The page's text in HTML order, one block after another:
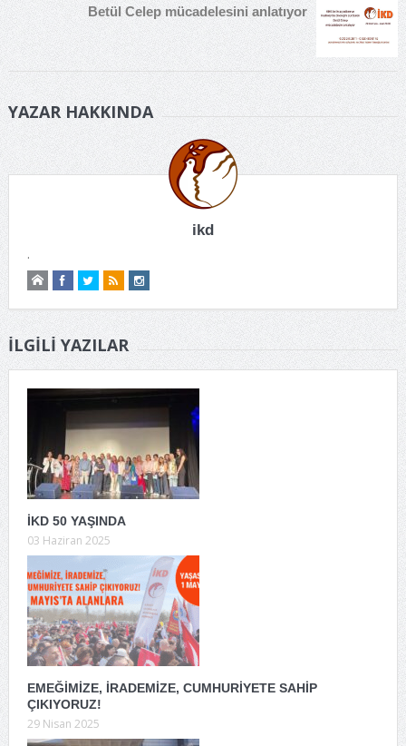
Betül Celep mücadelesini anlatıyor
YAZAR HAKKINDA
ikd
.
İLGILI YAZILAR
İKD 50 YAŞINDA
03 Haziran 2025
EMEĞİMİZE, İRADEMİZE, CUMHURİYETE SAHİP
ÇIKIYORUZ!
29 Nisan 2025